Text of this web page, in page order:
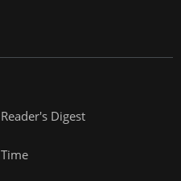
Reader's Digest
Time